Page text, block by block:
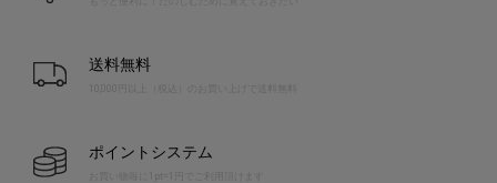
送料無料
10,000円以上（税込）のお買い上げで送料無料
ポイントシステム
お買い物毎に1pt=1円でご利用頂けます